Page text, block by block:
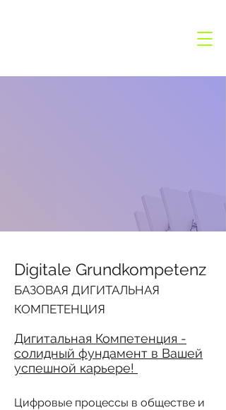
Digitale Grundkompetenz
БАЗОВАЯ ДИГИТАЛЬНАЯ
КОМПЕТЕНЦИЯ
Дигитальная Компетенция -
солидный фундамент в Вашей
успешной карьере!
Цифровые процессы в обществе и